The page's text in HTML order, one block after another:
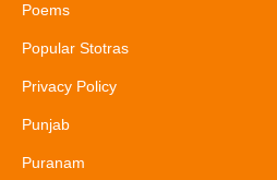
Poems
Popular Stotras
Privacy Policy
Punjab
Puranam